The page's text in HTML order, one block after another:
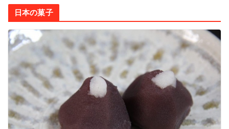
日本の菓子